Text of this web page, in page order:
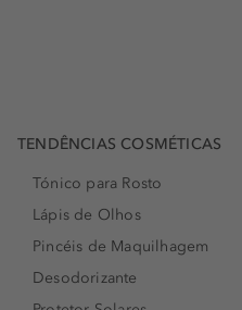
TENDÊNCIAS COSMÉTICAS
Tónico para Rosto
Lápis de Olhos
Pincéis de Maquilhagem
Desodorizante